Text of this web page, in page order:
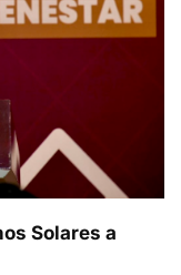
Solares a